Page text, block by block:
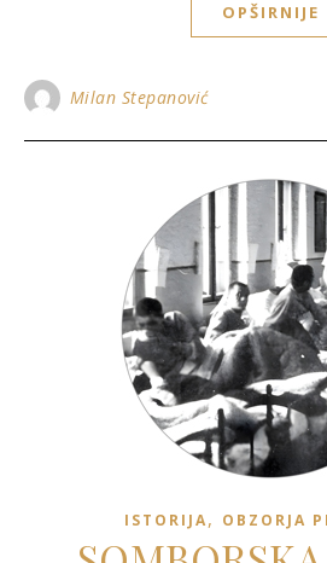
OPŠIRNIJE
Milan Stepanović
ISTORIJA, OBZORJA